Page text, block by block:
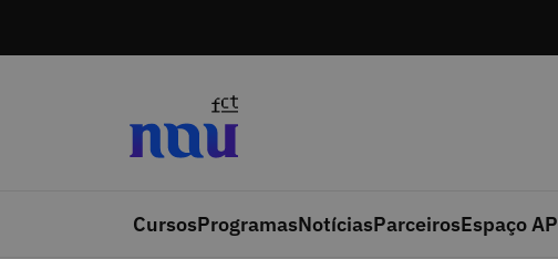
CursosProgramasNotíciasParceirosEspaço AP